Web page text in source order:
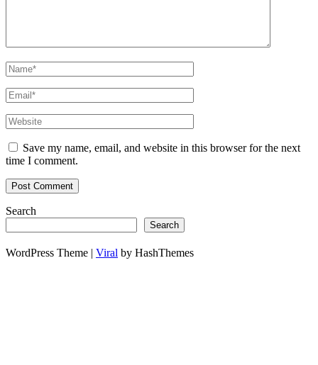
Save my name, email, and website in this browser for the next
time I comment.
Search
Search
WordPress Theme | Viral by HashThemes